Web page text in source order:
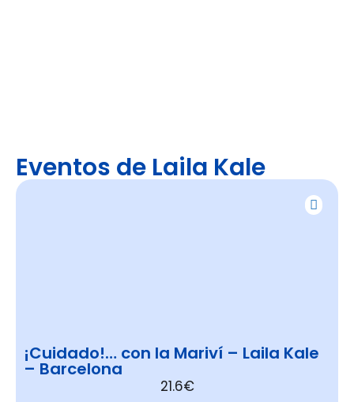
Eventos de Laila Kale
¡Cuidado!… con la Mariví – Laila Kale
– Barcelona
21.6€